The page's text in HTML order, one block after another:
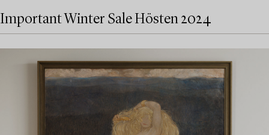
Important Winter Sale Hösten 2024